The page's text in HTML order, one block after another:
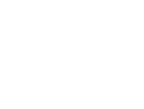
Americano-kopp – Sunbeam
og varme toner! «Sunbeam»
HK Living stråler med sine varme
kombinert med en håndlaget
og livlig finish. Perfekt for kaffe,